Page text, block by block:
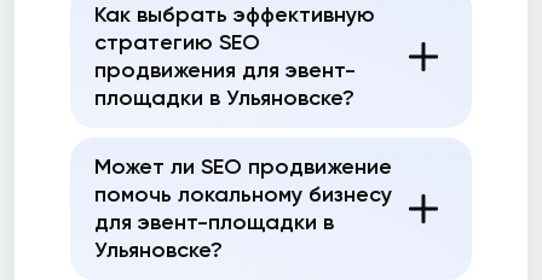
Как выбрать эффективную
стратегию SEO
продвижения для эвент-
площадки в Ульяновске?
Может ли SEO продвижение
помочь локальному бизнесу
для эвент-площадки в
Ульяновске?